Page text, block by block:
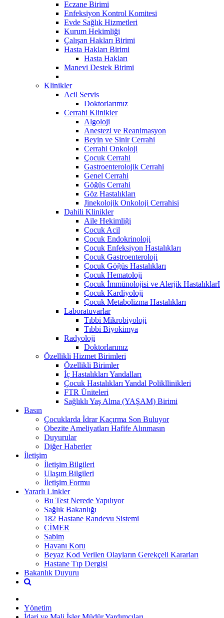
Eczane Birimi
Enfeksiyon Kontrol Komitesi
Evde Sağlık Hizmetleri
Kurum Hekimliği
Çalışan Hakları Birimi
Hasta Hakları Birimi
Hasta Hakları
Manevi Destek Birimi
Klinikler
Acil Servis
Doktorlarımız
Cerrahi Klinikler
Algoloji
Anestezi ve Reanimasyon
Beyin ve Sinir Cerrahi
Cerrahi Onkoloji
Çocuk Cerrahi
Gastroenterolojik Cerrahi
Genel Cerrahi
Göğüs Cerrahi
Göz Hastalıkları
Jinekolojik Onkoloji Cerrahisi
Dahili Klinikler
Aile Hekimliği
Çocuk Acil
Çocuk Endokrinoloji
Çocuk Enfeksiyon Hastalıkları
Çocuk Gastroenteroloji
Çocuk Göğüs Hastalıkları
Çocuk Hematoloji
Çocuk İmmünolojisi ve Alerjik HastalıklarI
Çocuk Kardiyoloji
Çocuk Metabolizma Hastalıkları
Laboratuvarlar
Tıbbi Mikrobiyoloji
Tıbbi Biyokimya
Radyoloji
Doktorlarımız
Özellikli Hizmet Birimleri
Özellikli Birimler
İç Hastalıkları Yandalları
Çocuk Hastalıkları Yandal Polikllinikleri
FTR Üniteleri
Sağlıklı Yaş Alma (YAŞAM) Birimi
Basın
Çocuklarda İdrar Kaçırma Son Buluyor
Obezite Ameliyatları Hafife Alınmasın
Duyurular
Diğer Haberler
İletişim
İletişim Bilgileri
Ulaşım Bilgileri
İletişim Formu
Yararlı Linkler
Bu Test Nerede Yapılıyor
Sağlık Bakanlığı
182 Hastane Randevu Sistemi
CİMER
Sabim
Havanı Koru
Beyaz Kod Verilen Olayların Gerekçeli Kararları
Hastane Tıp Dergisi
Bakanlık Duyuru
Yönetim